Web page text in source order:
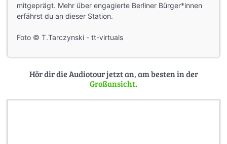
mitgeprägt. Mehr über engagierte Berliner Bürger*innen
erfährst du an dieser Station.
Foto © T.Tarczynski - tt-virtuals
Hör dir die Audiotour jetzt an, am besten in der
Großansicht.